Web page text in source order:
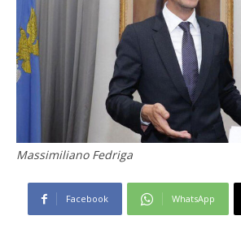
Massimiliano Fedriga
Facebook WhatsApp